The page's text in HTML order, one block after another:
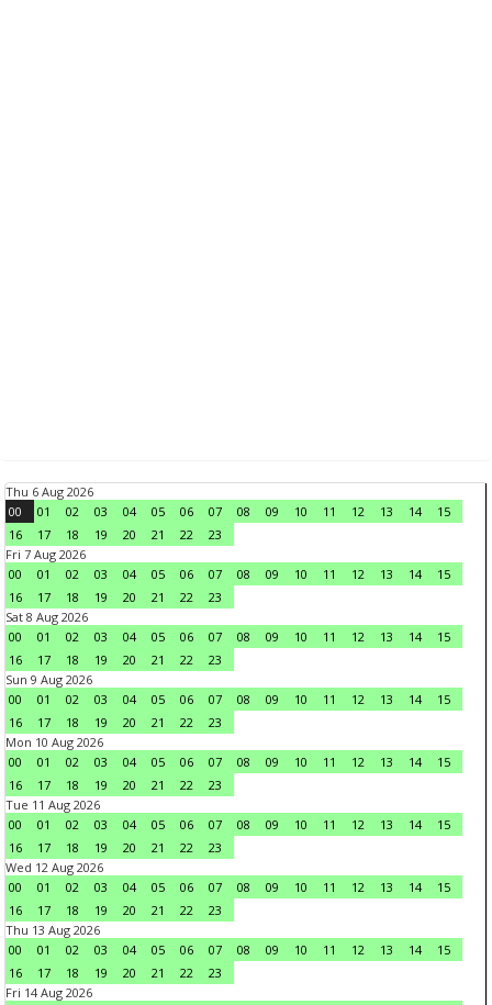
Thu 6 Aug 2026
00
01 02 03 04 05 06 07 08 09 10 11 12 13 14
15
16
17 18 19 20 21 22
23
Fri 7 Aug 2026
00
01 02 03 04 05 06 07 08 09 10 11 12 13 14
15
16
17 18 19 20 21 22
23
Sat 8 Aug 2026
00
01 02 03 04 05 06 07 08 09 10 11 12 13 14
15
16
17 18 19 20 21 22
23
Sun 9 Aug 2026
00
01 02 03 04 05 06 07 08 09 10 11 12 13 14
15
16
17 18 19 20 21 22
23
Mon 10 Aug 2026
00
01 02 03 04 05 06 07 08 09 10 11 12 13 14
15
16
17 18 19 20 21 22
23
Tue 11 Aug 2026
00
01 02 03 04 05 06 07 08 09 10 11 12 13 14
15
16
17 18 19 20 21 22
23
Wed 12 Aug 2026
00
01 02 03 04 05 06 07 08 09 10 11 12 13 14
15
16
17 18 19 20 21 22
23
Thu 13 Aug 2026
00
01 02 03 04 05 06 07 08 09 10 11 12 13 14
15
16
17 18 19 20 21 22
23
Fri 14 Aug 2026